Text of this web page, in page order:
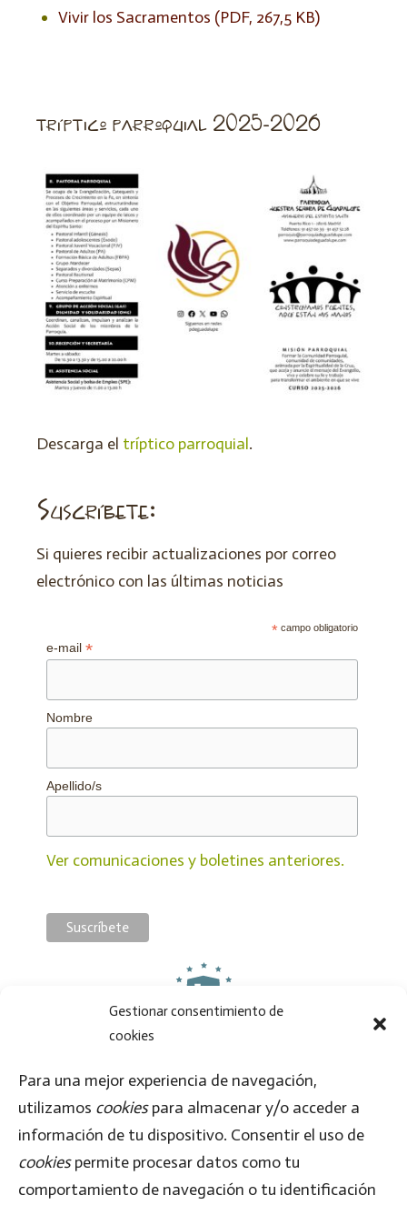
Gestionar consentimiento de
cookies
Para una mejor experiencia de navegación,
utilizamos cookiespara almacenar y/o acceder a
información de tu dispositivo. Consentir el uso de
cookiespermite procesar datos como tu
comportamiento de navegación o tu identificación
Vivir los Sacramentos (PDF, 267,5 KB)
tríptico parroquial 2025-2026
Descarga el tríptico parroquial.
Suscríbete:
Si quieres recibir actualizaciones por correo
electrónico con las últimas noticias
*campo obligatorio
e-mail*
Nombre
Apellido/s
Ver comunicaciones y boletines anteriores.
Al enviar este formulario, aceptas que la información proporcionada se transfiera a
Política de Privacidad
Síguenos en